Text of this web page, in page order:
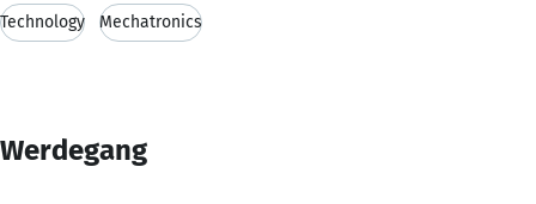
Technology Mechatronics
Werdegang